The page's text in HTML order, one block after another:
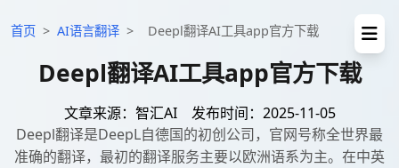
首页 > AI语言翻译 > Deepl翻译AI工具app官方下载
Deepl翻译AI工具app官方下载
文章来源：智汇AI
发布时间：2025-11-05
Deepl翻译是DeepL自德国的初创公司，官网号称全世界最
准确的翻译，最初的翻译服务主要以欧洲语系为主。在中英